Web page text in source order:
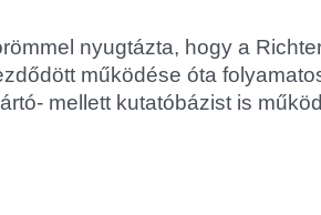
nyugtázta, hogy a
működése óta
mellett kutatóbázist is